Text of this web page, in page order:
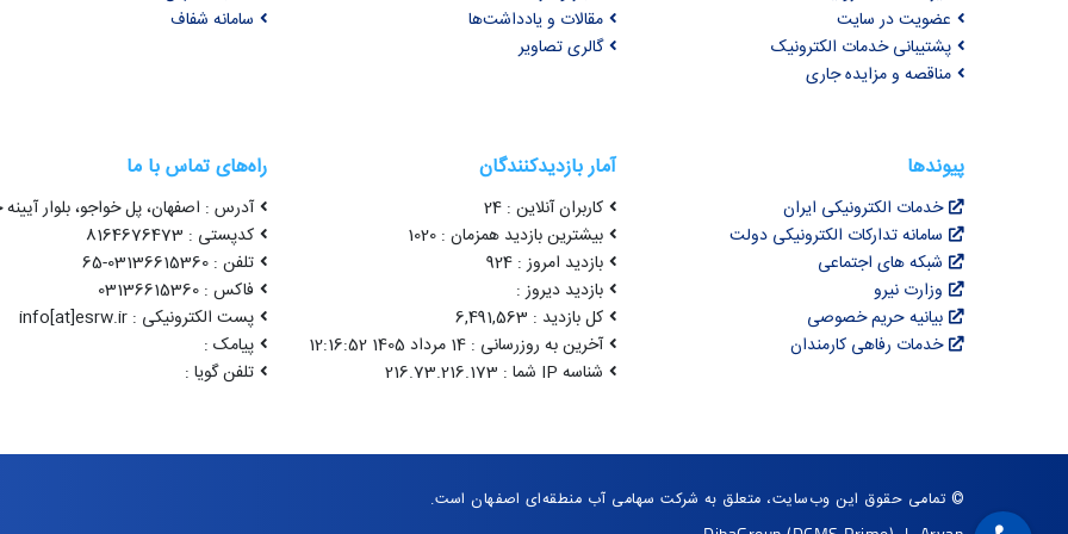
عضویت در سایت
پشتیبانی خدمات الکترونیک
مناقصه و مزایده جاری
مقالات و یادداشت‌ها
گالری تصاویر
سامانه شفاف
پیوندها
خدمات الکترونیکی ایران
سامانه تدارکات الکترونیکی دولت
شبکه های اجتماعی
وزارت نیرو
بیانیه حریم خصوصی
خدمات رفاهی کارمندان
آمار بازدیدکنندگان
کاربران آنلاین : 24
بیشترین بازدید همزمان : 1020
بازدید امروز : 924
بازدید دیروز :
کل بازدید : 6,491,563
آخرین به روزرسانی : 14 مرداد 1405 12:16:52
شناسه IP شما : 216.73.216.173
راه‌های تماس با ما
آدرس : اصفهان، پل خواجو، بلوار آیینه
کدپستی : 8164676473
تلفن : 03136615360-65
فاکس : 03136615360
پست الکترونیکی : info[at]esrw.ir
پیامک :
تلفن گویا :
© تمامی حقوق این وب‌سایت، متعلق به شرکت سهامی آب منطقه‌ای اصفهان است.